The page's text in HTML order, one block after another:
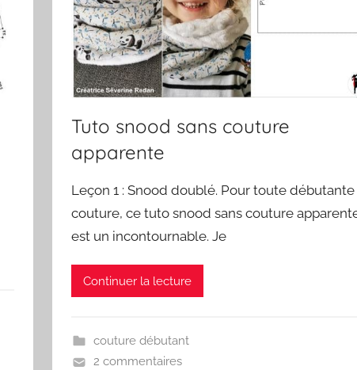
Tuto snood sans couture
apparente
Leçon 1 : Snood doublé. Pour toute débutante
couture, ce tuto snood sans couture
est un incontournable. Je
Continuer la lecture
couture débutant
2 commentaires